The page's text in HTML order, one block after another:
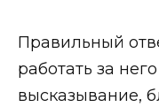
Правильный
работать за
высказывание,